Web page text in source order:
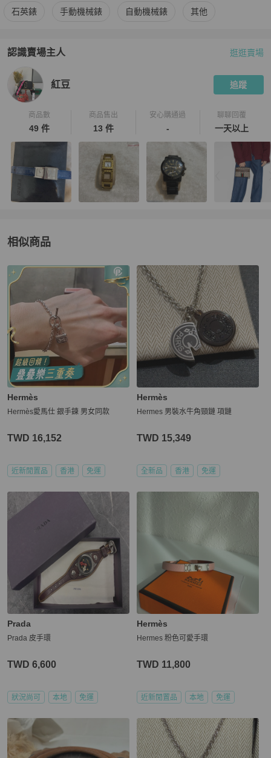
更多agnès b. 女錶相似商品推薦
石英錶 手動機械錶 自動機械錶 其他
認識賣場主人
PopChill 拍拍圈嚴選賣家
逛逛賣場
紅豆 追蹤
商品數
49 件
商品售出
13 件
安心購通過
-
聊聊回覆
一天以上
相似商品
更多相似agnès b.女錶推薦精品
Hermès
Hermès愛馬仕 銀手鍊 男女同款
TWD 16,152
近新閒置品 香港 免運
Hermès
Hermes 男裝水牛角頸鏈 項鏈
TWD 15,349
全新品 香港 免運
Prada
Prada 皮手環
TWD 6,600
狀況尚可 本地 免運
Hermès
Hermes 粉色可愛手環
TWD 11,800
近新閒置品 本地 免運